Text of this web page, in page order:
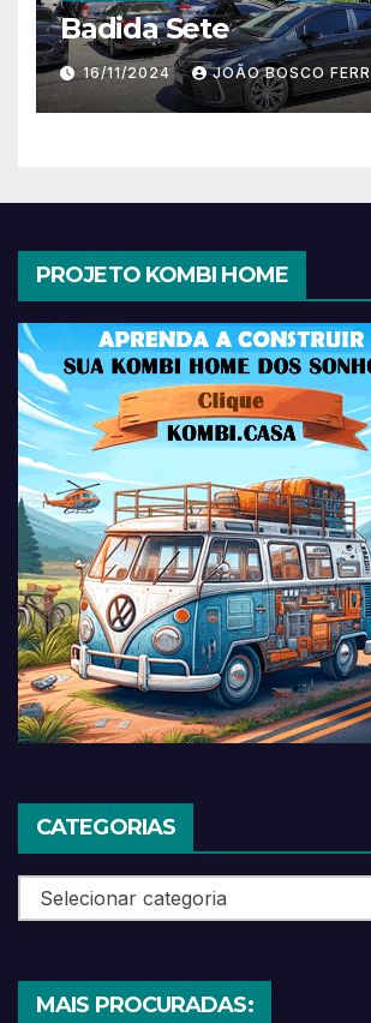
Badida Sete
16/11/2024 JOÃO BOSCO
PROJETO KOMBI HOME
CATEGORIAS
Categorias
MAIS PROCURADAS: